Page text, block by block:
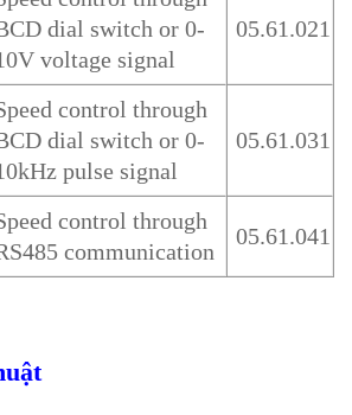
dial switch or 0-
voltage signal
05.61.021
control through
dial switch or 0-
pulse signal
05.61.031
control through
communication
05.61.041